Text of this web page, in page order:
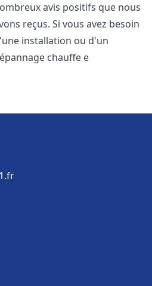
avis positifs que nous
reçus. Si vous avez besoin
installation ou d'un
chauffe e